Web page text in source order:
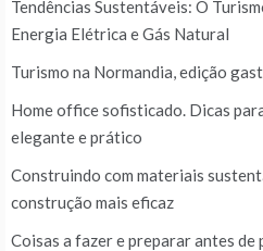
Tendências Sustentáveis: O
Energia Elétrica e Gás Natural
Turismo na Normandia, edição
Home office sofisticado. Dicas
elegante e prático
Construindo com materiais
construção mais eficaz
Coisas a fazer e preparar antes